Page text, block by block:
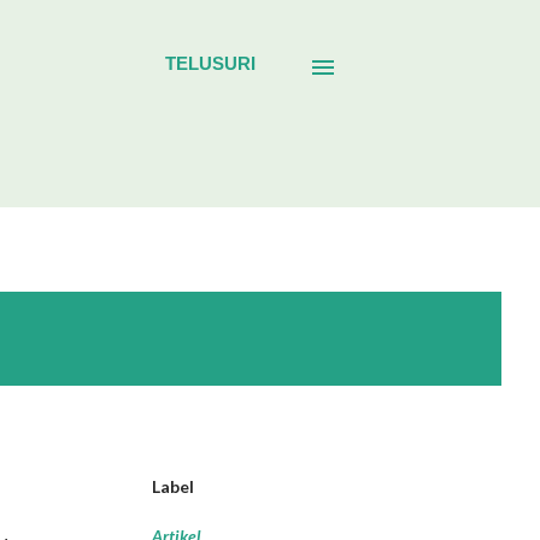
TELUSURI
Label
Artikel